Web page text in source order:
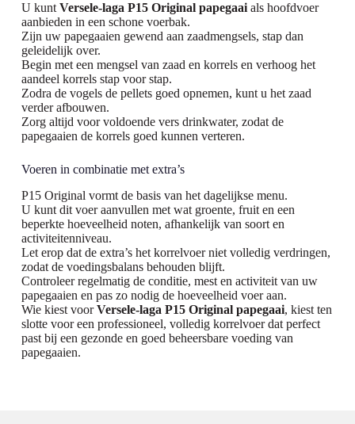
U kunt Versele-laga P15 Original papegaaials hoofdvoer
aanbieden in een schone voerbak.
Zijn uw papegaaien gewend aan zaadmengsels, stap dan
geleidelijk over.
Begin met een mengsel van zaad en korrels en verhoog het
aandeel korrels stap voor stap.
Zodra de vogels de pellets goed opnemen, kunt u het zaad
verder afbouwen.
Zorg altijd voor voldoende vers drinkwater, zodat de
papegaaien de korrels goed kunnen verteren.
Voeren in combinatie met extra’s
P15 Original vormt de basis van het dagelijkse menu.
U kunt dit voer aanvullen met wat groente, fruit en een
beperkte hoeveelheid noten, afhankelijk van soort en
activiteitenniveau.
Let erop dat de extra’s het korrelvoer niet volledig verdringen,
zodat de voedingsbalans behouden blijft.
Controleer regelmatig de conditie, mest en activiteit van uw
papegaaien en pas zo nodig de hoeveelheid voer aan.
Wie kiest voorVersele-laga P15 Original papegaai, kiest ten
slotte voor een professioneel, volledig korrelvoer dat perfect
past bij een gezonde en goed beheersbare voeding van
papegaaien.